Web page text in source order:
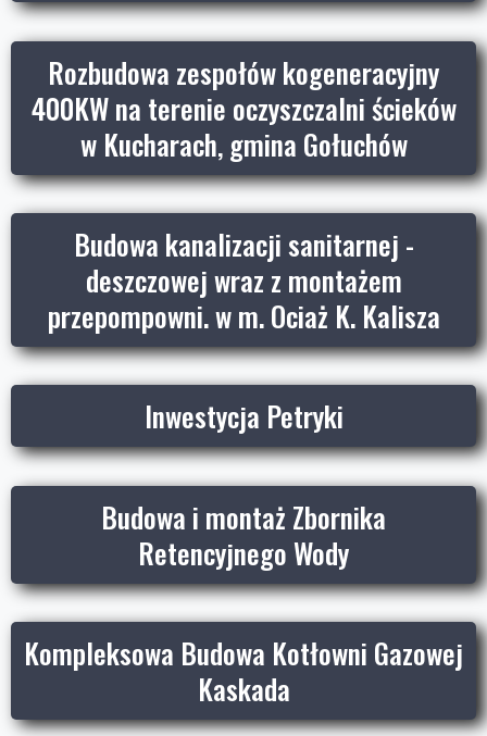
Rozbudowa zespołów kogeneracyjny
400KW na terenie oczyszczalni ścieków
w Kucharach, gmina Gołuchów
Budowa kanalizacji sanitarnej -
deszczowej wraz z montażem
przepompowni. w m. Ociaż K. Kalisza
Inwestycja Petryki
Budowa i montaż Zbornika
Retencyjnego Wody
Kompleksowa Budowa Kotłowni Gazowej
Kaskada